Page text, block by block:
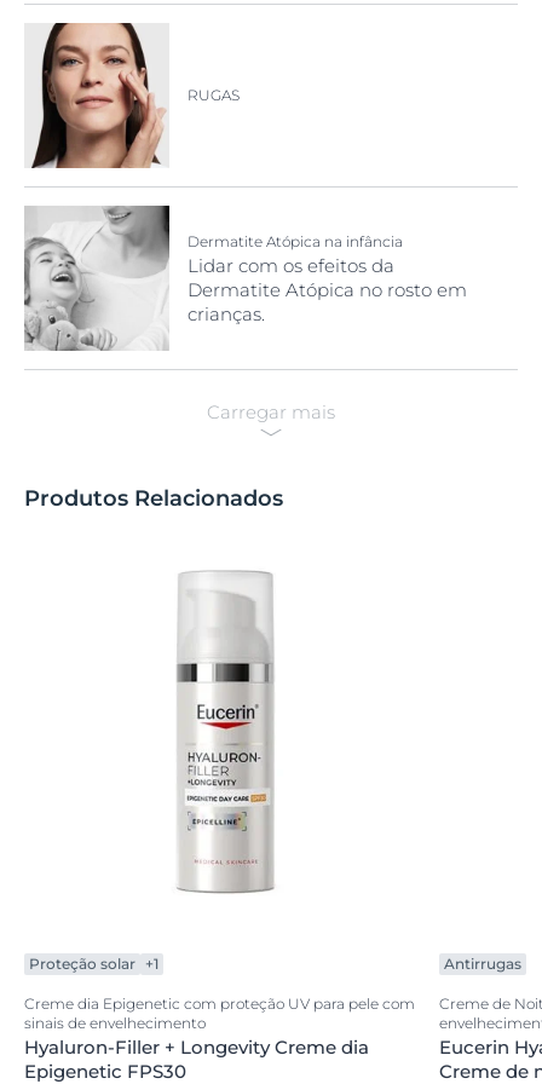
RUGAS
Dermatite Atópica na infância
Lidar com os efeitos da
Dermatite Atópica no rosto em
crianças.
Carregar mais
Produtos Relacionados
Proteção solar +1
Creme dia Epigenetic com proteção UV para pele com
sinais de envelhecimento
Hyaluron-Filler + Longevity Creme dia
Epigenetic FPS30
Antirrugas
Creme de
Eucerin
Creme de